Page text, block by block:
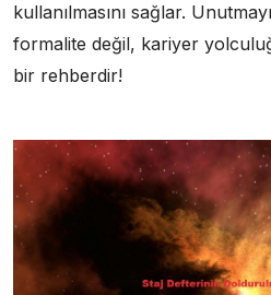
kullanılmasını sağlar.
formalite değil, kariyer
bir rehberdir!